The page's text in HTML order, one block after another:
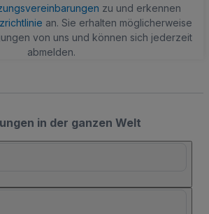
zu und erkennen
an. Sie erhalten möglicherweise
von uns und können sich jederzeit
abmelden.
in der ganzen Welt